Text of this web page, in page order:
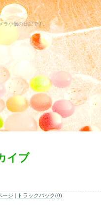
ラ小僧の日記です。
イブ
ージ | トラックバック(0)